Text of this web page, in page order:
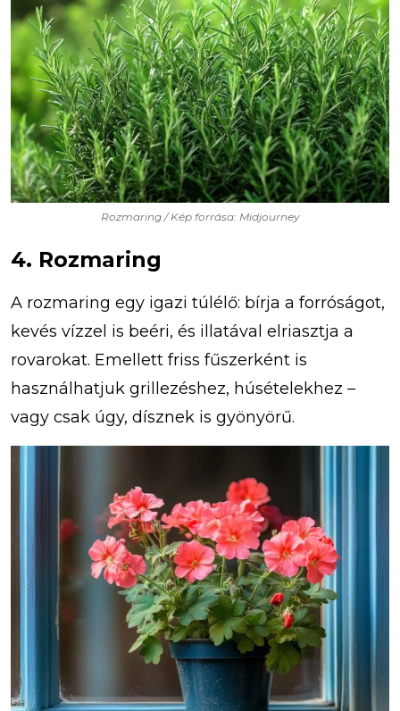
Rozmaring / Kép forrása: Midjourney
4. Rozmaring
A rozmaring egy igazi túlélő: bírja a forróságot,
kevés vízzel is beéri, és illatával elriasztja a
rovarokat. Emellett friss fűszerként is
használhatjuk grillezéshez, húsételekhez –
vagy csak úgy, dísznek is gyönyörű.